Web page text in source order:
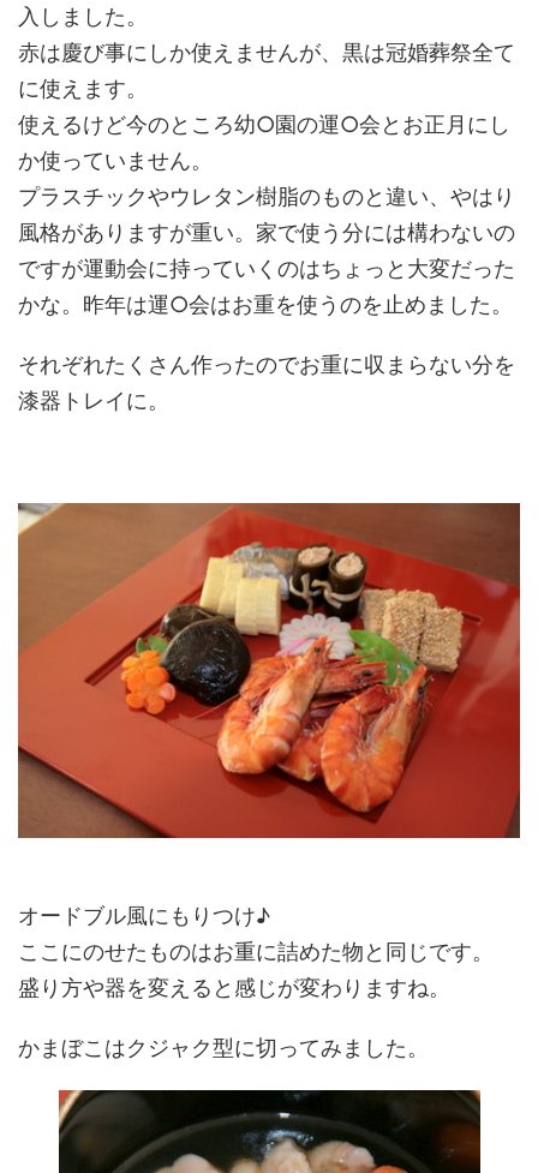
入しました。
赤は慶び事にしか使えませんが、黒は冠婚葬祭全て
に使えます。
使えるけど今のところ幼○園の運○会とお正月にし
か使っていません。
プラスチックやウレタン樹脂のものと違い、やはり
風格がありますが重い。家で使う分には構わないの
ですが運動会に持っていくのはちょっと大変だった
かな。昨年は運○会はお重を使うのを止めました。
それぞれたくさん作ったのでお重に収まらない分を
漆器トレイに。
オードブル風にもりつけ♪
ここにのせたものはお重に詰めた物と同じです。
盛り方や器を変えると感じが変わりますね。
かまぼこはクジャク型に切ってみました。